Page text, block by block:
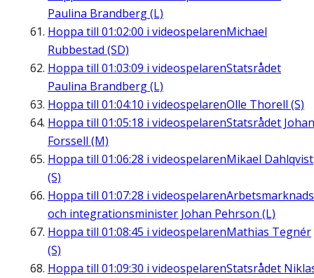
Paulina Brandberg (L)
Hoppa till 01:02:00 i videospelarenMichael
Rubbestad (SD)
Hoppa till 01:03:09 i videospelarenStatsrådet
Paulina Brandberg (L)
Hoppa till 01:04:10 i videospelarenOlle Thorell (S)
Hoppa till 01:05:18 i videospelarenStatsrådet Johan
Forssell (M)
Hoppa till 01:06:28 i videospelarenMikael Dahlqvist
(S)
Hoppa till 01:07:28 i videospelaren
och integrationsminister Johan Pehrson (L)
Hoppa till 01:08:45 i videospelarenMathias Tegnér
(S)
Hoppa till 01:09:30 i videospelarenStatsrådet